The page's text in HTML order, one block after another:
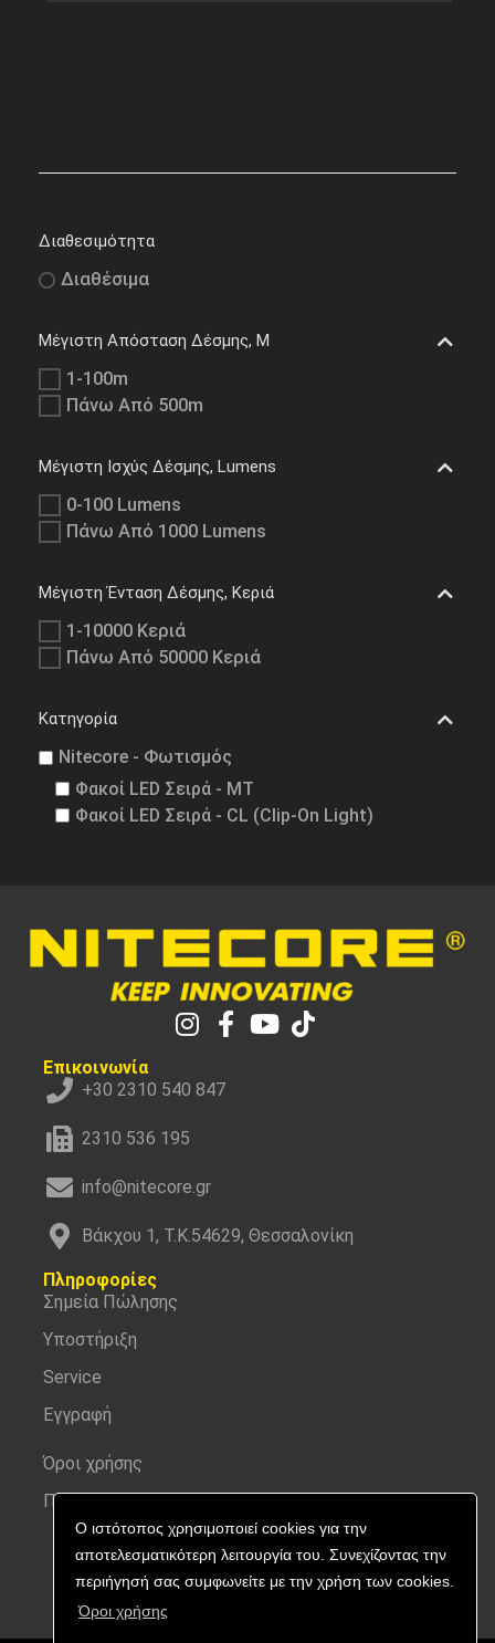
Ο ιστότοπος χρησιμοποιεί cookies για την
αποτελεσματικότερη λειτουργία του. Συνεχίζοντας την
περιήγησή σας συμφωνείτε με την χρήση των cookies.
Όροι χρήσης
Διαθεσιμότητα
Διαθέσιμα
Μέγιστη Απόσταση Δέσμης, M
1-100m
Πάνω Από 500m
Μέγιστη Ισχύς Δέσμης, Lumens
0-100 Lumens
Πάνω Από 1000 Lumens
Μέγιστη Ένταση Δέσμης, Κεριά
1-10000 Κεριά
Πάνω Από 50000 Κεριά
Κατηγορία
Nitecore - Φωτισμός
Φακοί LED Σειρά - MT
Φακοί LED Σειρά - CL (Clip-On Light)
Επικοινωνία
+30 2310 540 847
2310 536 195
info@nitecore.gr
Βάκχου 1, Τ.Κ.54629, Θεσσαλονίκη
Πληροφορίες
Σημεία Πώλησης
Υποστήριξη
Service
Εγγραφή
Όροι χρήσης
Προσωπικά δεδομένα